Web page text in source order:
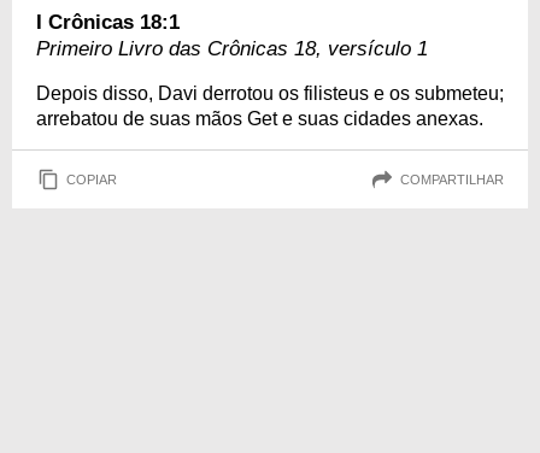
I Crônicas 18:1
Primeiro Livro das Crônicas 18, versículo 1
Depois disso, Davi derrotou os filisteus e os submeteu;
arrebatou de suas mãos Get e suas cidades anexas.
COPIAR COMPARTILHAR